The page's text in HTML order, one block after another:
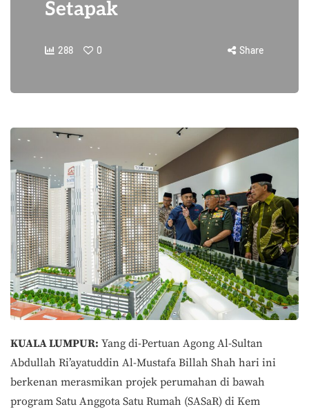
Setapak
288 0 Share
KUALA LUMPUR: Yang di-Pertuan Agong Al-Sultan
Abdullah Ri’ayatuddin Al-Mustafa Billah Shah hari ini
berkenan merasmikan projek perumahan di bawah
program Satu Anggota Satu Rumah (SASaR) di Kem